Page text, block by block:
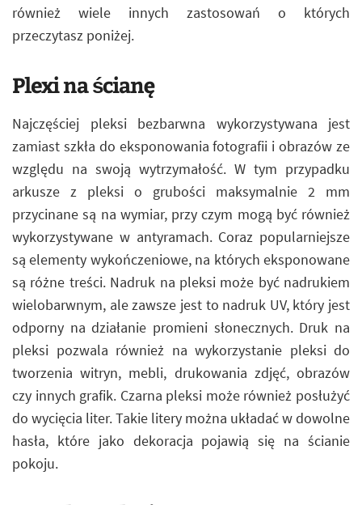
również wiele innych zastosowań o których
przeczytasz poniżej.
Plexi na ścianę
Najczęściej pleksi bezbarwna wykorzystywana jest
zamiast szkła do eksponowania fotografii i obrazów ze
względu na swoją wytrzymałość. W tym przypadku
arkusze z pleksi o grubości maksymalnie 2 mm
przycinane są na wymiar, przy czym mogą być również
wykorzystywane w antyramach. Coraz popularniejsze
są elementy wykończeniowe, na których eksponowane
są różne treści. Nadruk na pleksi może być nadrukiem
wielobarwnym, ale zawsze jest to nadruk UV, który jest
odporny na działanie promieni słonecznych. Druk na
pleksi pozwala również na wykorzystanie pleksi do
tworzenia witryn, mebli, drukowania zdjęć, obrazów
czy innych grafik. Czarna pleksi może również posłużyć
do wycięcia liter. Takie litery można układać w dowolne
hasła, które jako dekoracja pojawią się na ścianie
pokoju.